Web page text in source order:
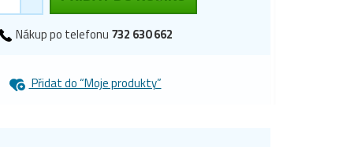
Nákup po telefonu 732 630 662
Přidat do “Moje produkty”